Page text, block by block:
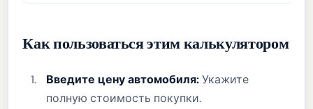
Как пользоваться этим калькулятором
Введите цену автомобиля:Укажите
полную стоимость покупки.